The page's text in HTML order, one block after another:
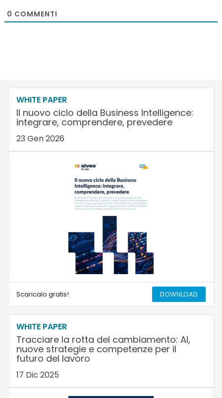
0 COMMENTI
WHITE PAPER
Il nuovo ciclo della Business Intelligence:
integrare, comprendere, prevedere
23 Gen 2026
Scaricalo gratis! DOWNLOAD
WHITE PAPER
Tracciare la rotta del cambiamento: AI,
nuove strategie e competenze per il
futuro del lavoro
17 Dic 2025